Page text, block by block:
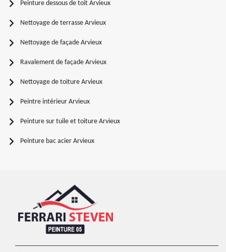
Peinture dessous de toit Arvieux
Nettoyage de terrasse Arvieux
Nettoyage de façade Arvieux
Ravalement de façade Arvieux
Nettoyage de toiture Arvieux
Peintre intérieur Arvieux
Peinture sur tuile et toiture Arvieux
Peinture bac acier Arvieux